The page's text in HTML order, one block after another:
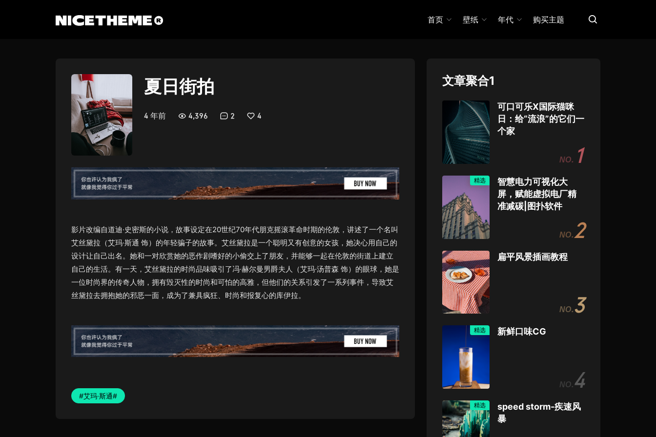
首页 壁纸 年代 购买主题
夏日街拍
4 年前 4,396 2 4
影片改编自道迪·史密斯的小说，故事设定在20世纪70年代朋克摇滚革命时期的伦敦，讲述了一个名叫
艾丝黛拉（艾玛·斯通 饰）的年轻骗子的故事。艾丝黛拉是一个聪明又有创意的女孩，她决心用自己的
设计让自己出名。她和一对欣赏她的恶作剧嗜好的小偷交上了朋友，并能够一起在伦敦的街道上建立
自己的生活。有一天，艾丝黛拉的时尚品味吸引了冯·赫尔曼男爵夫人（艾玛·汤普森 饰）的眼球，她是
一位时尚界的传奇人物，拥有毁灭性的时尚和可怕的高雅，但他们的关系引发了一系列事件，导致艾
丝黛拉去拥抱她的邪恶一面，成为了兼具疯狂、时尚和报复心的库伊拉。
#艾玛·斯通#
文章聚合1
可口可乐X国际猫咪
日：给“流浪”的它们一
个家
1
精选
智慧电力可视化大
屏，赋能虚拟电厂精
准减碳|图扑软件
2
扁平风景插画教程
3
精选 新鲜口味CG
4
精选
speed storm-疾速风
暴